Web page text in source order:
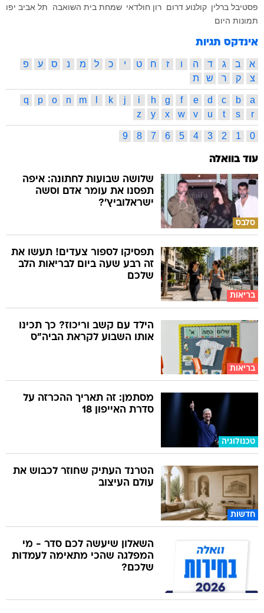
פסטיבל ברלין קולנוע דרום רון חולדאי שמחת בית השואבה
תל אביב יפו
תמונות היום
אינדקס תגיות
א ב ג ד ה ו ז ח ט י כ ל מ נ ס ע
פ
צ
ק ר ש ת
a
b
c
d
e
f
g
h
i
j
k
m
n
o
p
q
r
s
t
u
v
w
x
y
z
0
1
2
3
4
5
6
7
8
9
עוד בוואלה
סלבס
שלושה שבועות לחתונה: איפה
תפסנו את עומר אדם וסשה
ישראלוביץ'?
בריאות
תפסיקו לספור צעדים! תעשו את
זה רבע שעה ביום לבריאות הלב
שלכם
בריאות
הילד עם קשב וריכוז? כך תכינו
אותו השבוע לקראת הביה"ס
טכנולוגיה
מסתמן: זה תאריך ההכרזה על
סדרת האייפון 18
חדשות
הטרנד העתיק שחוזר לכבוש את
עולם העיצוב
השאלון שיעשה לכם סדר - מי
המפלגה שהכי מתאימה לעמדות
שלכם?